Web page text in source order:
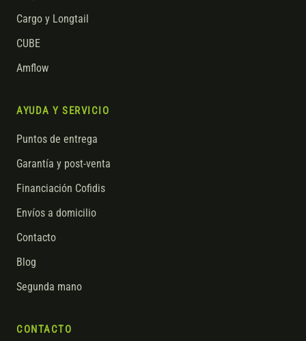
Cargo y Longtail
CUBE
Amflow
AYUDA Y SERVICIO
Puntos de entrega
Garantía y post-venta
Financiación Cofidis
Envíos a domicilio
Contacto
Blog
Segunda mano
CONTACTO